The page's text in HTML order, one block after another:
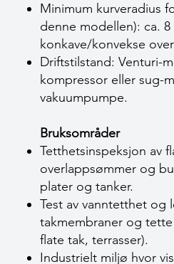
Minimum kurveradius
denne modellen): ca.
konkave/konvekse
Driftstilstand: Venturi-
kompressor eller sug-
vakuumpumpe.
Bruksområder
Tetthetsinspeksjon av
overlappsømmer og
plater og tanker.
Test av vanntetthet og
takmembraner og
flate tak, terrasser).
Industrielt miljø hvor